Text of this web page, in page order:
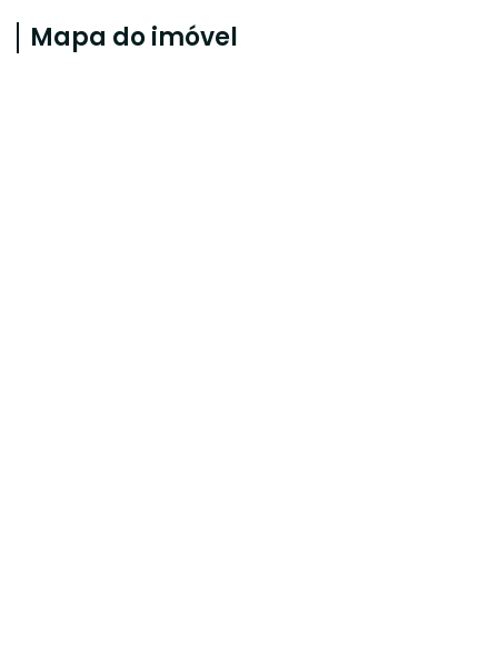
Mapa do imóvel